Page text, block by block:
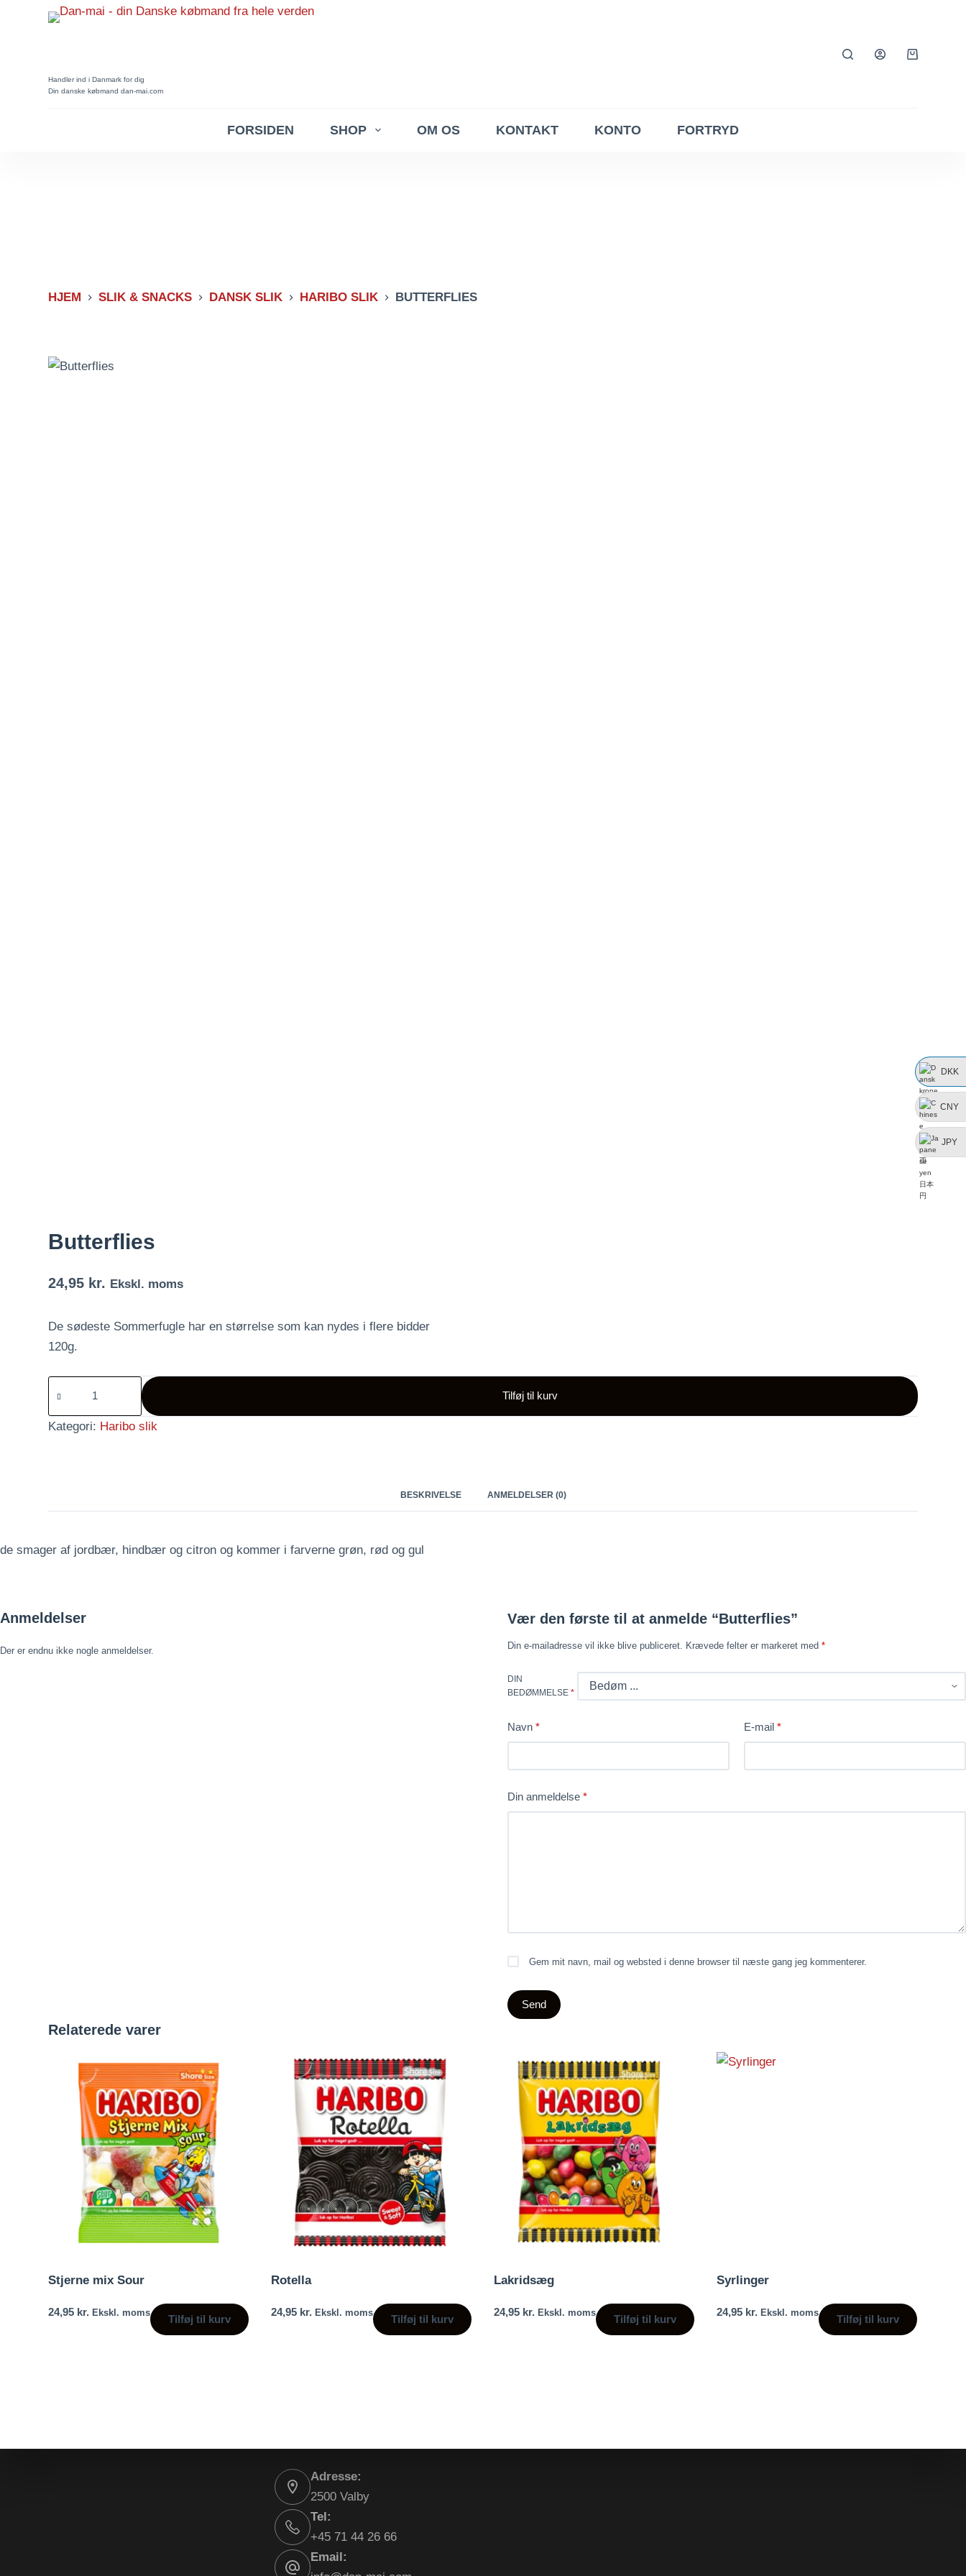
DKK
CNY
JPY
Handler ind i Danmark for dig
Din danske købmand dan-mai.com
FORSIDEN SHOP OM OS KONTAKT KONTO FORTRYD
HJEM SLIK & SNACKS DANSK SLIK HARIBO SLIK BUTTERFLIES
Butterflies
24,95 kr. Ekskl. moms
De sødeste Sommerfugle har en størrelse som kan nydes i flere bidder
120g.
antal
Tilføj til kurv
Kategori: Haribo slik
BESKRIVELSE ANMELDELSER (0)
de smager af jordbær, hindbær og citron og kommer i farverne grøn, rød og gul
Anmeldelser
Der er endnu ikke nogle anmeldelser.
Vær den første til at anmelde “Butterflies”
Din e-mailadresse vil ikke blive publiceret. Krævede felter er markeret med *
DIN
BEDØMMELSE *
Navn* E-mail*
Din anmeldelse *
Gem mit navn, mail og websted i denne browser til næste gang jeg kommenterer.
Send
Relaterede varer
Stjerne mix Sour
24,95 kr. Ekskl. moms Tilføj til kurv
Rotella
24,95 kr. Ekskl. moms Tilføj til kurv
Lakridsæg
24,95 kr. Ekskl. moms Tilføj til kurv
Syrlinger
24,95 kr. Ekskl. moms Tilføj til kurv
Adresse:
2500 Valby
Tel:
+45 71 44 26 66
Email: